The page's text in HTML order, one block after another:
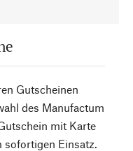
Gutscheinen
des Manufactum
mit Karte
sofortigen Einsatz.